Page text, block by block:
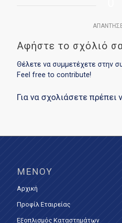
Αφήστε το σχόλιό
Θέλετε να συμμετέχετε στην
Feel free to contribute!
Για να σχολιάσετε πρέπει
ΜΕΝΟΎ
Αρχική
Προφίλ Εταιρείας
Εξοπλισμός Καταστημάτων